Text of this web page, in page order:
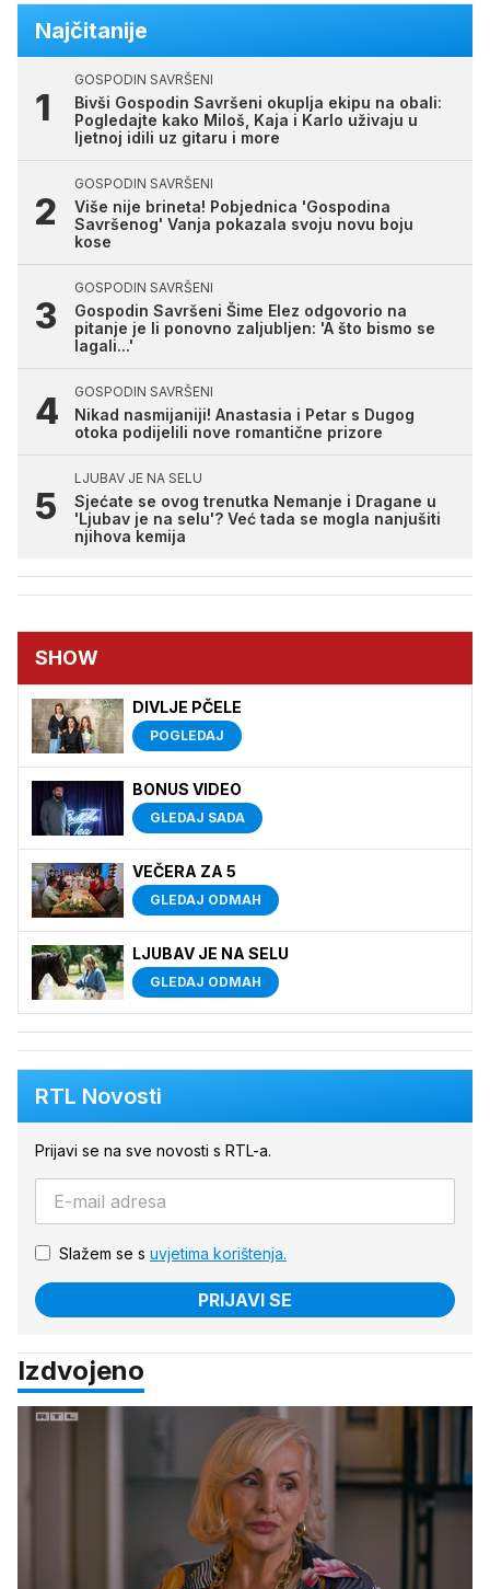
Najčitanije
GOSPODIN SAVRŠENI
Bivši Gospodin Savršeni okuplja ekipu na obali:
Pogledajte kako Miloš, Kaja i Karlo uživaju u
ljetnoj idili uz gitaru i more
GOSPODIN SAVRŠENI
Više nije brineta! Pobjednica 'Gospodina
Savršenog' Vanja pokazala svoju novu boju
kose
GOSPODIN SAVRŠENI
Gospodin Savršeni Šime Elez odgovorio na
pitanje je li ponovno zaljubljen: 'A što bismo se
lagali...'
GOSPODIN SAVRŠENI
Nikad nasmijaniji! Anastasia i Petar s Dugog
otoka podijelili nove romantične prizore
LJUBAV JE NA SELU
Sjećate se ovog trenutka Nemanje i Dragane u
'Ljubav je na selu'? Već tada se mogla nanjušiti
njihova kemija
SHOW
DIVLJE PČELE
POGLEDAJ
BONUS VIDEO
GLEDAJ SADA
VEČERA ZA 5
GLEDAJ ODMAH
LJUBAV JE NA SELU
GLEDAJ ODMAH
RTL Novosti
Prijavi se na sve novosti s RTL-a.
Slažem se s uvjetima korištenja.
PRIJAVI SE
Izdvojeno